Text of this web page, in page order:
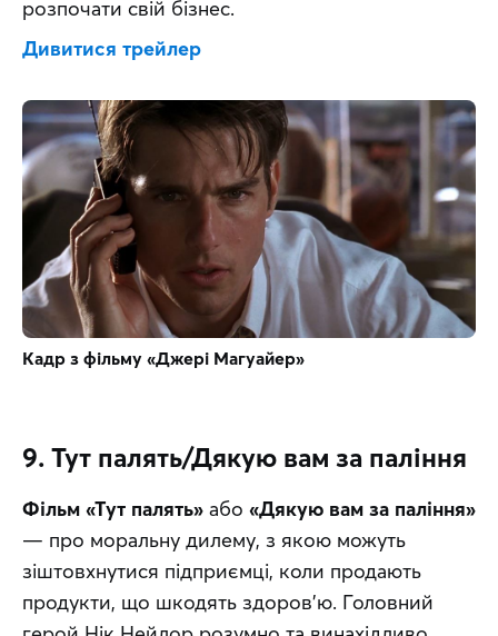
розпочати свій бізнес.
Дивитися трейлер
Кадр з фільму «Джері Магуайер»
9. Тут палять/Дякую вам за паління
Фільм «Тут палять» або «Дякую вам за паління»
— про моральну дилему, з якою можуть
зіштовхнутися підприємці, коли продають
продукти, що шкодять здоров’ю. Головний